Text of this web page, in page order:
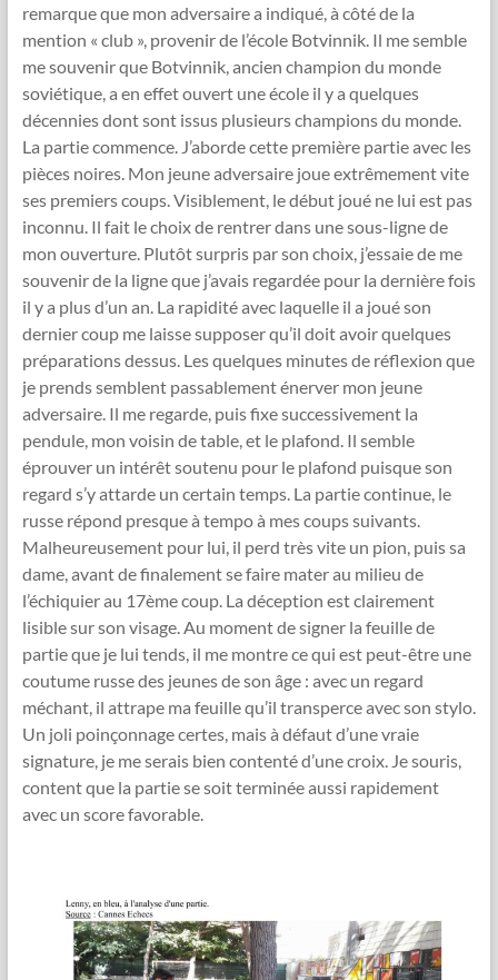
remarque que mon adversaire a indiqué, à côté de la
mention « club », provenir de l’école Botvinnik. Il me semble
me souvenir que Botvinnik, ancien champion du monde
soviétique, a en effet ouvert une école il y a quelques
décennies dont sont issus plusieurs champions du monde.
La partie commence. J’aborde cette première partie avec les
pièces noires. Mon jeune adversaire joue extrêmement vite
ses premiers coups. Visiblement, le début joué ne lui est pas
inconnu. Il fait le choix de rentrer dans une sous-ligne de
mon ouverture. Plutôt surpris par son choix, j’essaie de me
souvenir de la ligne que j’avais regardée pour la dernière fois
il y a plus d’un an. La rapidité avec laquelle il a joué son
dernier coup me laisse supposer qu’il doit avoir quelques
préparations dessus. Les quelques minutes de réflexion que
je prends semblent passablement énerver mon jeune
adversaire. Il me regarde, puis fixe successivement la
pendule, mon voisin de table, et le plafond. Il semble
éprouver un intérêt soutenu pour le plafond puisque son
regard s’y attarde un certain temps. La partie continue, le
russe répond presque à tempo à mes coups suivants.
Malheureusement pour lui, il perd très vite un pion, puis sa
dame, avant de finalement se faire mater au milieu de
l’échiquier au 17ème coup. La déception est clairement
lisible sur son visage. Au moment de signer la feuille de
partie que je lui tends, il me montre ce qui est peut-être une
coutume russe des jeunes de son âge : avec un regard
méchant, il attrape ma feuille qu’il transperce avec son stylo.
Un joli poinçonnage certes, mais à défaut d’une vraie
signature, je me serais bien contenté d’une croix. Je souris,
content que la partie se soit terminée aussi rapidement
avec un score favorable.